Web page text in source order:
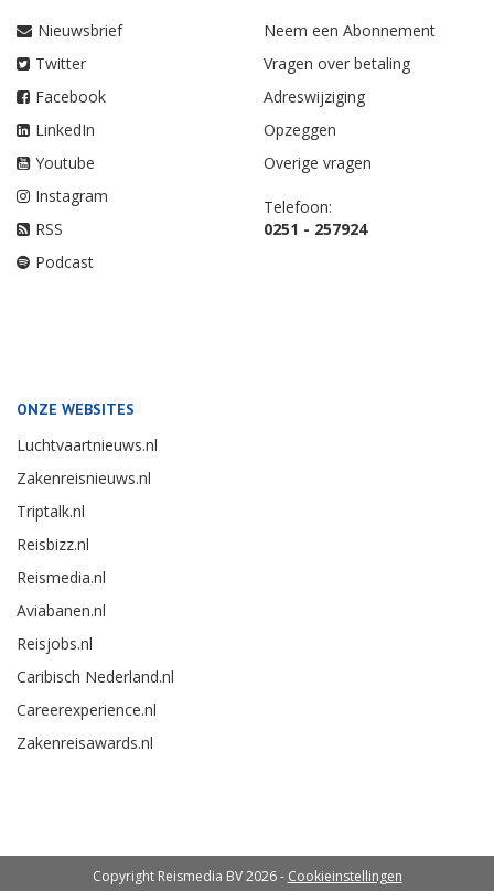
Nieuwsbrief
Twitter
Facebook
LinkedIn
Youtube
Instagram
RSS
Podcast
Neem een Abonnement
Vragen over betaling
Adreswijziging
Opzeggen
Overige vragen
Telefoon:
0251 - 257924
ONZE WEBSITES
Luchtvaartnieuws.nl
Zakenreisnieuws.nl
Triptalk.nl
Reisbizz.nl
Reismedia.nl
Aviabanen.nl
Reisjobs.nl
Caribisch Nederland.nl
Careerexperience.nl
Zakenreisawards.nl
Copyright Reismedia BV 2026 - Cookieinstellingen